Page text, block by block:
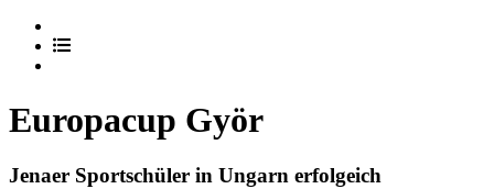
Europacup Györ
Jenaer Sportschüler in Ungarn erfolgeich